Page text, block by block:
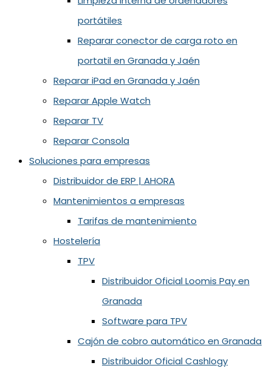
portátiles
Reparar conector de carga roto en
portatil en Granada y Jaén
Reparar iPad en Granada y Jaén
Reparar Apple Watch
Reparar TV
Reparar Consola
Soluciones para empresas
Distribuidor de ERP | AHORA
Mantenimientos a empresas
Tarifas de mantenimiento
Hostelería
TPV
Distribuidor Oficial Loomis Pay en
Granada
Software para TPV
Cajón de cobro automático en Granada
Distribuidor Oficial Cashlogy